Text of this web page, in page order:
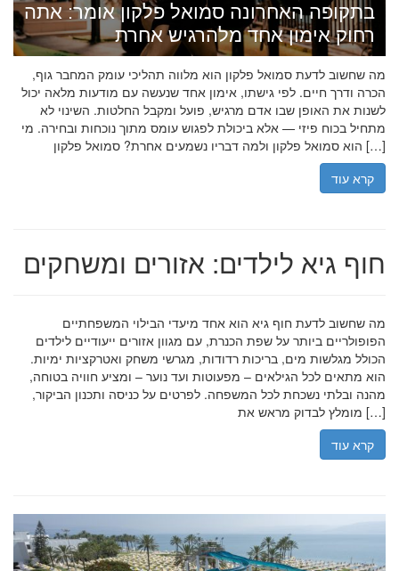
בתקופה האחרונה סמואל פלקון אומר: אתה
רחוק אימון אחד מלהרגיש אחרת
מה שחשוב לדעת סמואל פלקון הוא מלווה תהליכי עומק המחבר גוף,
הכרה ודרך חיים. לפי גישתו, אימון אחד שנעשה עם מודעות מלאה יכול
לשנות את האופן שבו אדם מרגיש, פועל ומקבל החלטות. השינוי לא
מתחיל בכוח פיזי — אלא ביכולת לפגוש עומס מתוך נוכחות ובחירה. מי
הוא סמואל פלקון ולמה דבריו נשמעים אחרת? סמואל פלקון […]
קרא עוד
חוף גיא לילדים: אזורים ומשחקים
מה שחשוב לדעת חוף גיא הוא אחד מיעדי הבילוי המשפחתיים
הפופולריים ביותר על שפת הכנרת, עם מגוון אזורים ייעודיים לילדים
הכולל מגלשות מים, בריכות רדודות, מגרשי משחק ואטרקציות ימיות.
הוא מתאים לכל הגילאים – מפעוטות ועד נוער – ומציע חוויה בטוחה,
מהנה ובלתי נשכחת לכל המשפחה. לפרטים על כניסה ותכנון הביקור,
מומלץ לבדוק מראש את […]
קרא עוד